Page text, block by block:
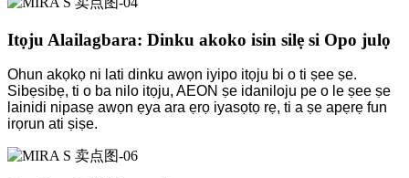
Itọju Alailagbara: Dinku akoko isin silẹ si Opo julọ
Ohun akọkọ ni lati dinku awọn iyipo itọju bi o ti ṣee ṣe.
Sibẹsibẹ, ti o ba nilo itọju, AEON ṣe idaniloju pe o le ṣee ṣe
lainidi nipasẹ awọn ẹya ara ẹrọ iyasọtọ rẹ, ti a ṣe apẹrẹ fun
irọrun ati ṣiṣe.